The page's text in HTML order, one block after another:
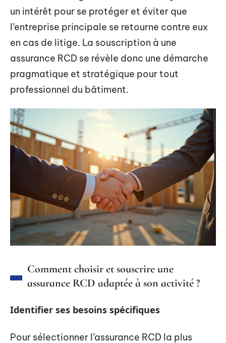
un intérêt pour se protéger et éviter que
l’entreprise principale se retourne contre eux
en cas de litige. La souscription à une
assurance RCD se révèle donc une démarche
pragmatique et stratégique pour tout
professionnel du bâtiment.
Comment choisir et souscrire une
assurance RCD adaptée à son activité ?
Identifier ses besoins spécifiques
Pour sélectionner l’assurance RCD la plus